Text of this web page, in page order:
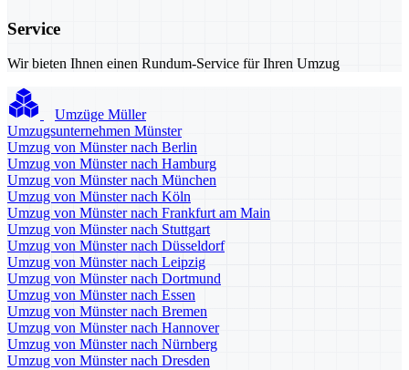
Service
Wir bieten Ihnen einen Rundum-Service für Ihren Umzug
Umzüge Müller
Umzugsunternehmen Münster
Umzug von Münster nach Berlin
Umzug von Münster nach Hamburg
Umzug von Münster nach München
Umzug von Münster nach Köln
Umzug von Münster nach Frankfurt am Main
Umzug von Münster nach Stuttgart
Umzug von Münster nach Düsseldorf
Umzug von Münster nach Leipzig
Umzug von Münster nach Dortmund
Umzug von Münster nach Essen
Umzug von Münster nach Bremen
Umzug von Münster nach Hannover
Umzug von Münster nach Nürnberg
Umzug von Münster nach Dresden